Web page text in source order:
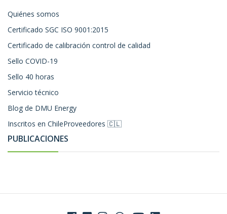
Quiénes somos
Certificado SGC ISO 9001:2015
Certificado de calibración control de calidad
Sello COVID-19
Sello 40 horas
Servicio técnico
Blog de DMU Energy
Inscritos en ChileProveedores 🇨🇱
PUBLICACIONES